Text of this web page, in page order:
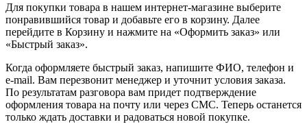
Для покупки товара в нашем интернет-магазине выберите
понравившийся товар и добавьте его в корзину. Далее
перейдите в Корзину и нажмите на «Оформить заказ» или
«Быстрый заказ».
Когда оформляете быстрый заказ, напишите ФИО, телефон и
e-mail. Вам перезвонит менеджер и уточнит условия заказа.
По результатам разговора вам придет подтверждение
оформления товара на почту или через СМС. Теперь останется
только ждать доставки и радоваться новой покупке.